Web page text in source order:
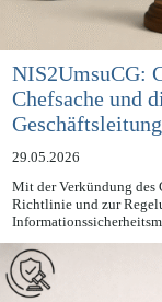
NIS2UmsuCG:
Chefsache und
Geschäftsleitung
29.05.2026
Mit der Verkündung des
Richtlinie und zur